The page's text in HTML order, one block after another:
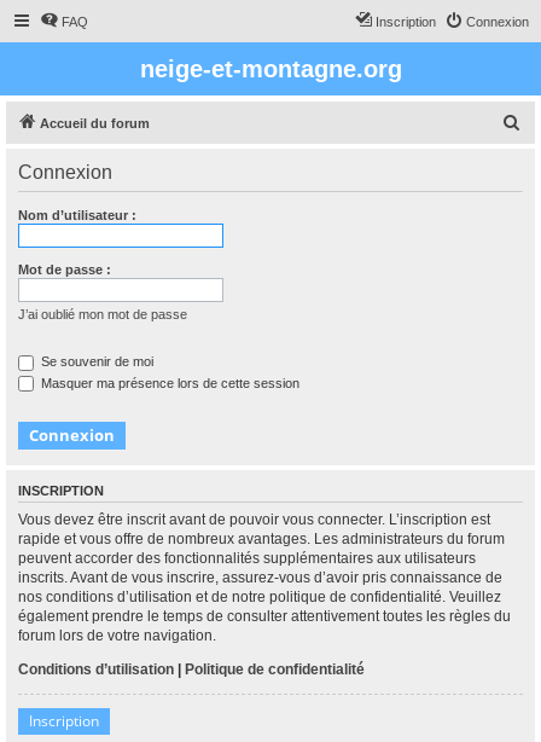
FAQ Connexion
Inscription
neige-et-montagne.org
Accueil du forum
Connexion
Nom d’utilisateur :
Mot de passe :
J’ai oublié mon mot de passe
Se souvenir de moi
Masquer ma présence lors de cette session
INSCRIPTION
Vous devez être inscrit avant de pouvoir vous connecter. L’inscription est
rapide et vous offre de nombreux avantages. Les administrateurs du forum
peuvent accorder des fonctionnalités supplémentaires aux utilisateurs
inscrits. Avant de vous inscrire, assurez-vous d’avoir pris connaissance de
nos conditions d’utilisation et de notre politique de confidentialité. Veuillez
également prendre le temps de consulter attentivement toutes les règles du
forum lors de votre navigation.
Conditions d’utilisation | Politique de confidentialité
Inscription